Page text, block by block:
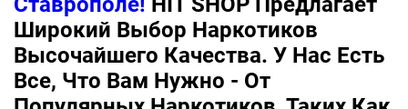
Широкий Выбор Наркотиков
Высочайшего Качества. У Нас Есть
Все, Что Вам Нужно - От